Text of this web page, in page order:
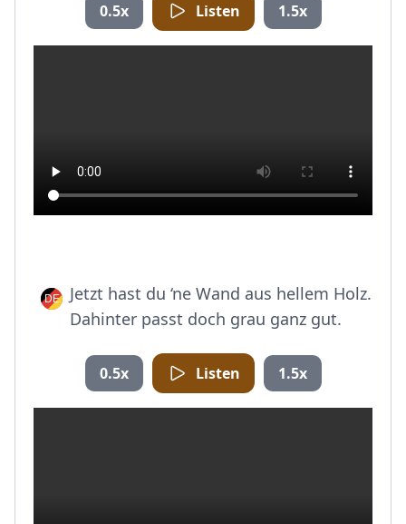
0.5x Listen 1.5x
Jetzt hast du ‘ne Wand aus hellem Holz.
Dahinter passt doch grau ganz gut.
0.5x Listen 1.5x